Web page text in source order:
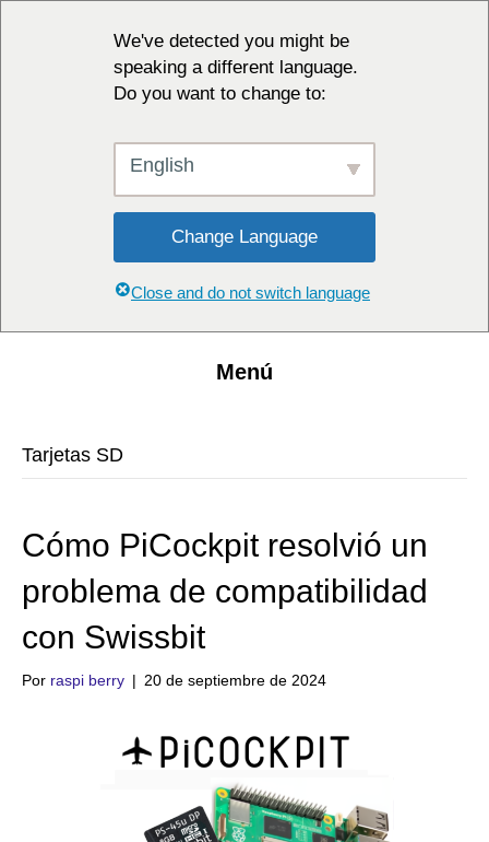
We've detected you might be
speaking a different language.
Do you want to change to:
English
Change Language
Close and do not switch language
Menú
Tarjetas SD
Cómo PiCockpit resolvió un
problema de compatibilidad
con Swissbit
Por raspi berry | 20 de septiembre de 2024